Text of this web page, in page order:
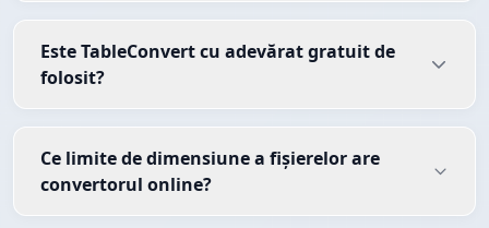
Este TableConvert cu adevărat gratuit de
folosit?
Ce limite de dimensiune a fișierelor are
convertorul online?